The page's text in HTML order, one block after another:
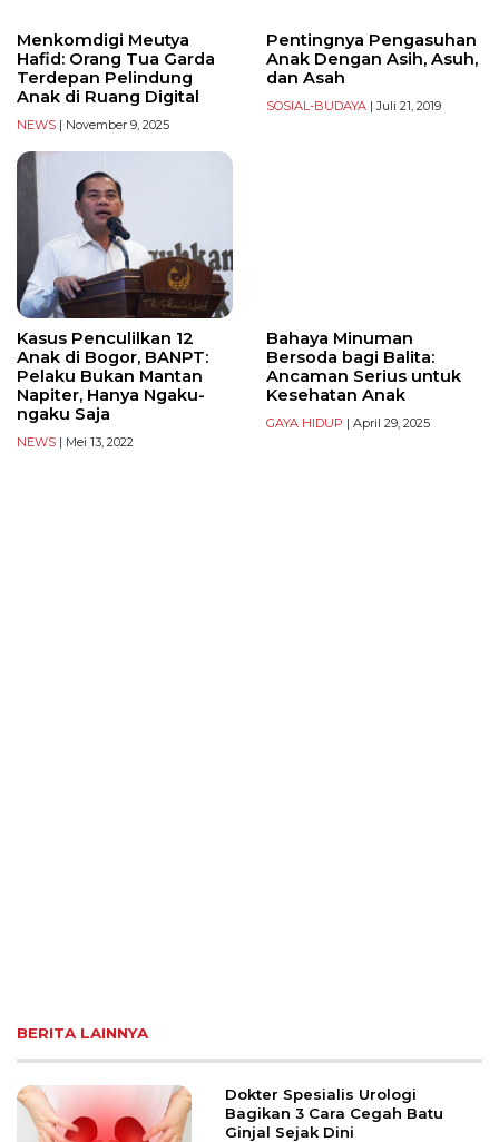
Menkomdigi Meutya
Hafid: Orang Tua Garda
Terdepan Pelindung
Anak di Ruang Digital
NEWS | November 9, 2025
Pentingnya Pengasuhan
Anak Dengan Asih, Asuh,
dan Asah
SOSIAL-BUDAYA | Juli 21, 2019
Kasus Penculilkan 12
Anak di Bogor, BANPT:
Pelaku Bukan Mantan
Napiter, Hanya Ngaku-
ngaku Saja
NEWS | Mei 13, 2022
Bahaya Minuman
Bersoda bagi Balita:
Ancaman Serius untuk
Kesehatan Anak
GAYA HIDUP | April 29, 2025
BERITA LAINNYA
Dokter Spesialis Urologi
Bagikan 3 Cara Cegah Batu
Ginjal Sejak Dini